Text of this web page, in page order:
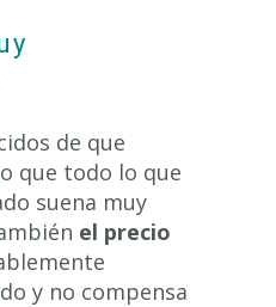
de que
que todo lo que
suena muy
el precio
y no compensa